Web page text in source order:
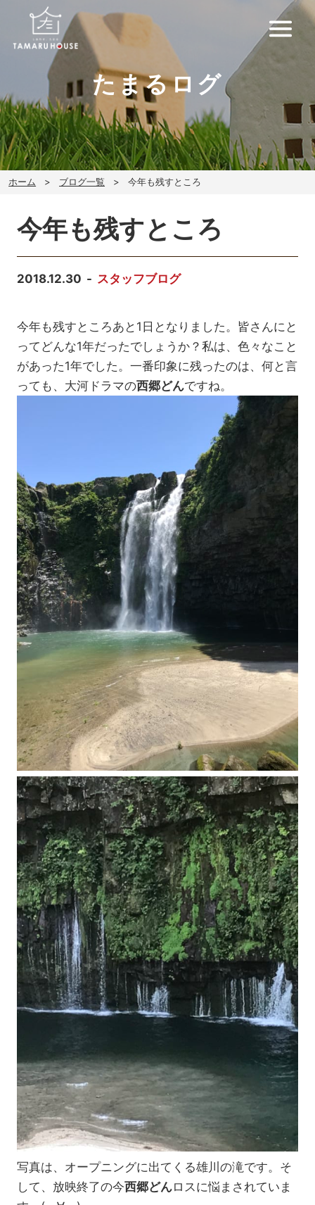
たまるログ
ホーム ブログ一覧 今年も残すところ
今年も残すところ
2018.12.30 スタッフブログ
今年も残すところあと1日となりました。皆さんにと
ってどんな1年だったでしょうか？私は、色々なこと
があった1年でした。一番印象に残ったのは、何と言
っても、大河ドラマの西郷どんですね。
写真は、オープニングに出てくる雄川の滝です。そ
して、放映終了の今西郷どんロスに悩まされていま